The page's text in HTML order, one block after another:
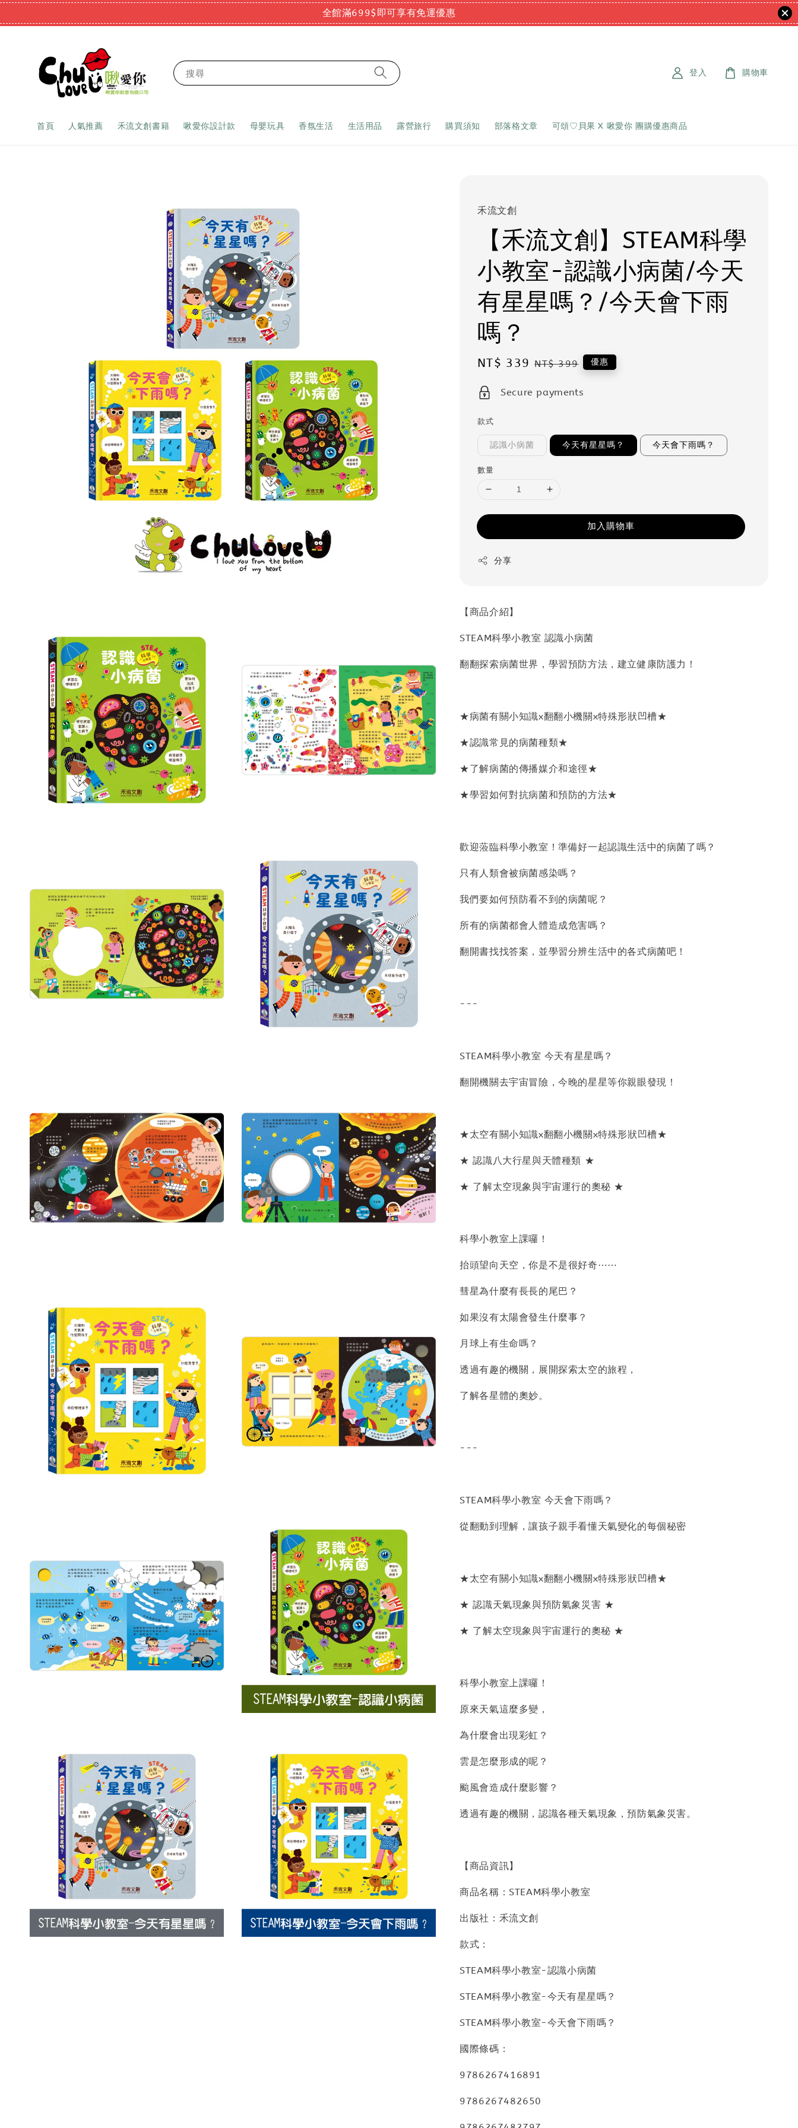
全館滿699$即可享有免運優惠
搜尋
首頁 人氣推薦 禾流文創書籍 啾愛你設計款 母嬰玩具 香氛生活 生活用品 露營旅行 購買須知 部落格文章 可頌♡貝果 X 啾愛你 團購優惠商品
登入 購物車
禾流文創
【禾流文創】STEAM科學
小教室-認識小病菌/今天
有星星嗎？/今天會下雨
嗎？
Sale
NT$ 339 Regular
NT$ 399 優惠
Secure payments
款式
認識小病菌 今天有星星嗎？ 今天會下雨嗎？
數量
加入購物車
分享
【商品介紹】
STEAM科學小教室 認識小病菌
翻翻探索病菌世界，學習預防方法，建立健康防護力！
★病菌有關小知識x翻翻小機關x特殊形狀凹槽★
★認識常見的病菌種類★
★了解病菌的傳播媒介和途徑★
★學習如何對抗病菌和預防的方法★
歡迎蒞臨科學小教室！準備好一起認識生活中的病菌了嗎？
只有人類會被病菌感染嗎？
我們要如何預防看不到的病菌呢？
所有的病菌都會人體造成危害嗎？
翻開書找找答案，並學習分辨生活中的各式病菌吧！
---
STEAM科學小教室 今天有星星嗎？
翻開機關去宇宙冒險，今晚的星星等你親眼發現！
★太空有關小知識x翻翻小機關x特殊形狀凹槽★
★ 認識八大行星與天體種類 ★
★ 了解太空現象與宇宙運行的奧秘 ★
科學小教室上課囉！
抬頭望向天空，你是不是很好奇⋯⋯
彗星為什麼有長長的尾巴？
如果沒有太陽會發生什麼事？
月球上有生命嗎？
透過有趣的機關，展開探索太空的旅程，
了解各星體的奧妙。
---
STEAM科學小教室 今天會下雨嗎？
從翻動到理解，讓孩子親手看懂天氣變化的每個秘密
★太空有關小知識x翻翻小機關x特殊形狀凹槽★
★ 認識天氣現象與預防氣象災害 ★
★ 了解太空現象與宇宙運行的奧秘 ★
科學小教室上課囉！
原來天氣這麼多變，
為什麼會出現彩虹？
雲是怎麼形成的呢？
颱風會造成什麼影響？
透過有趣的機關，認識各種天氣現象，預防氣象災害。
【商品資訊】
商品名稱：STEAM科學小教室
出版社：禾流文創
款式：
STEAM科學小教室-認識小病菌
STEAM科學小教室-今天有星星嗎？
STEAM科學小教室-今天會下雨嗎？
國際條碼：
9786267416891
9786267482650